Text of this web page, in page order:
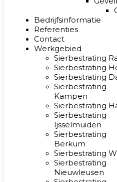
Bedrijfsinformatie
Referenties
Contact
Werkgebied
Sierbestrating
Sierbestrating
Sierbestrating
Sierbestrating
Kampen
Sierbestrating
Sierbestrating
Ijsselmuiden
Sierbestrating
Berkum
Sierbestrating
Sierbestrating
Nieuwleusen